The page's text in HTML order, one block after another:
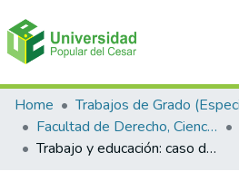
Communities & Collections
All of DSpace
Home
Facultad de Derecho, Ciencias Políticas y Sociales.
Trabajo y educación: caso de los estudiantes de la jornada sabatina del colegio Nacional Roque de Alba de Villanueva (La Guajira).